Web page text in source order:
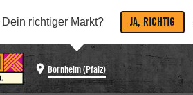
Dein richtiger Markt? JA, RICHTIG
Bornheim (Pfalz)